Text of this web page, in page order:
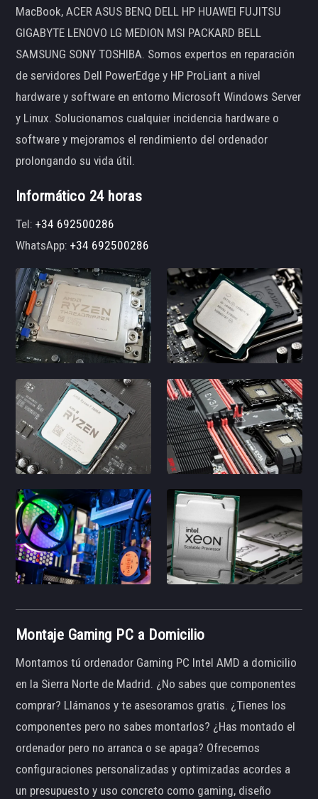
MacBook, ACER ASUS BENQ DELL HP HUAWEI FUJITSU
GIGABYTE LENOVO LG MEDION MSI PACKARD BELL
SAMSUNG SONY TOSHIBA. Somos expertos en reparación
de servidores Dell PowerEdge y HP ProLiant a nivel
hardware y software en entorno Microsoft Windows Server
y Linux. Solucionamos cualquier incidencia hardware o
software y mejoramos el rendimiento del ordenador
prolongando su vida útil.
Informático 24 horas
Tel:+34 692500286
WhatsApp:+34 692500286
Montaje Gaming PC a Domicilio
Montamos tú ordenador Gaming PC Intel AMD a domicilio
en la Sierra Norte de Madrid. ¿No sabes que componentes
comprar? Llámanos y te asesoramos gratis. ¿Tienes los
componentes pero no sabes montarlos? ¿Has montado el
ordenador pero no arranca o se apaga? Ofrecemos
configuraciones personalizadas y optimizadas acordes a
un presupuesto y uso concreto como gaming, diseño